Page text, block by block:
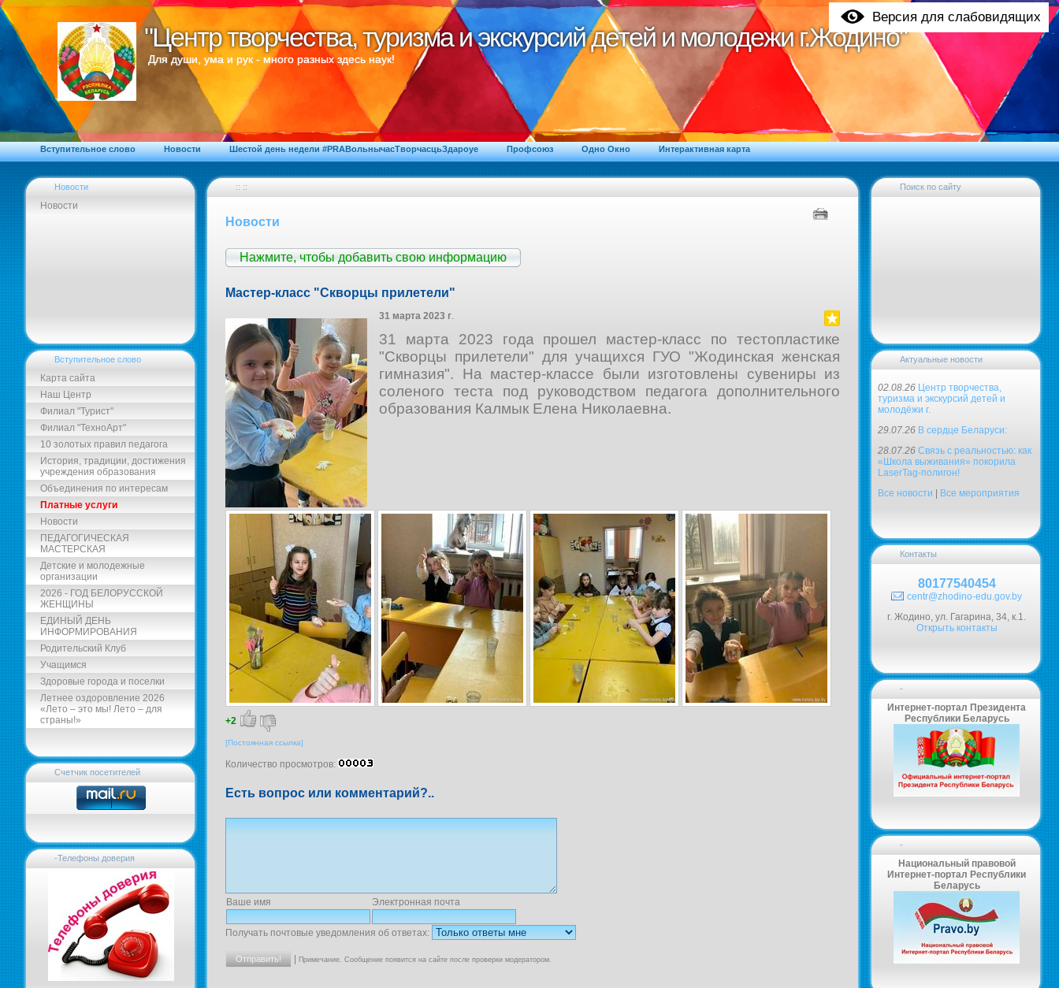
Версия для слабовидящих
"Центр творчества, туризма и экскурсий детей и молодежи г.Жодино"
"Центр творчества, туризма и экскурсий детей и молодежи г.Жодино"
Для души, ума и рук - много разных здесь наук!
Вступительное слово Новости Шестой день недели #PRAВольнычасТворчасцьЗдароуе Профсоюз Одно Окно Интерактивная карта
Новости
Новости
Вступительное слово
Карта сайта
Наш Центр
Филиал "Турист"
Филиал "ТехноАрт"
10 золотых правил педагога
История, традиции, достижения
учреждения образования
Объединения по интересам
Платные услуги
Новости
ПЕДАГОГИЧЕСКАЯ
МАСТЕРСКАЯ
Детские и молодежные
организации
2026 - ГОД БЕЛОРУССКОЙ
ЖЕНЩИНЫ
ЕДИНЫЙ ДЕНЬ
ИНФОРМИРОВАНИЯ
Родительский Клуб
Учащимся
Здоровые города и поселки
Летнее оздоровление 2026
«Лето – это мы! Лето – для
страны!»
Счетчик посетителей
-Телефоны доверия
:: ::
Новости
Нажмите, чтобы добавить свою информацию
Мастер-класс "Скворцы прилетели"
31 марта 2023 г.
31 марта 2023 года прошел мастер-класс по тестопластике
"Скворцы прилетели" для учащихся ГУО "Жодинская женская
гимназия". На мастер-классе были изготовлены сувениры из
соленого теста под руководством педагога дополнительного
образования Калмык Елена Николаевна.
+2
[Постоянная ссылка]
Количество просмотров:
Есть вопрос или комментарий?..
Ваше имя Электронная почта
Получать почтовые уведомления об ответах:
| Примечание. Сообщение появится на сайте после проверки модератором.
Поиск по сайту
Актуальные новости
02.08.26 Центр творчества,
туризма и экскурсий детей и
молодёжи г.
29.07.26 В сердце Беларуси:
28.07.26 Связь с реальностью: как
«Школа выживания» покорила
LaserTag-полигон!
Все новости
Все мероприятия
Контакты
80177540454
centr@zhodino-edu.gov.by
г. Жодино, ул. Гагарина, 34, к.1.
Открыть контакты
-
Интернет-портал Президента
Республики Беларусь
-
Национальный правовой
Интернет-портал Республики
Беларусь